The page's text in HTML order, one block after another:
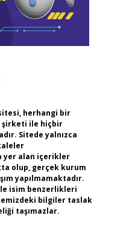
herhangi bir
şirketi ile hiçbir
Sitede yalnızca
yer alan içerikler
olup, gerçek kurum
yapılmamaktadır.
isim benzerlikleri
bilgiler taslak
taşımazlar.